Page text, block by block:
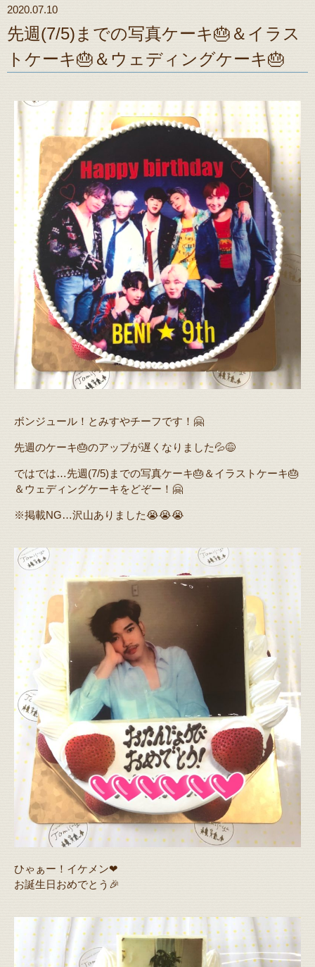
2020.07.10
先週(7/5)までの写真ケーキ🎂＆イラス
トケーキ🎂＆ウェディングケーキ🎂
ボンジュール！とみすやチーフです！🤗
先週のケーキ🎂のアップが遅くなりました💦😅
ではでは…先週(7/5)までの写真ケーキ🎂＆イラストケーキ🎂
＆ウェディングケーキをどぞー！🤗
※掲載NG…沢山ありました😭😭😭
ひゃぁー！イケメン❤
お誕生日おめでとう🎉